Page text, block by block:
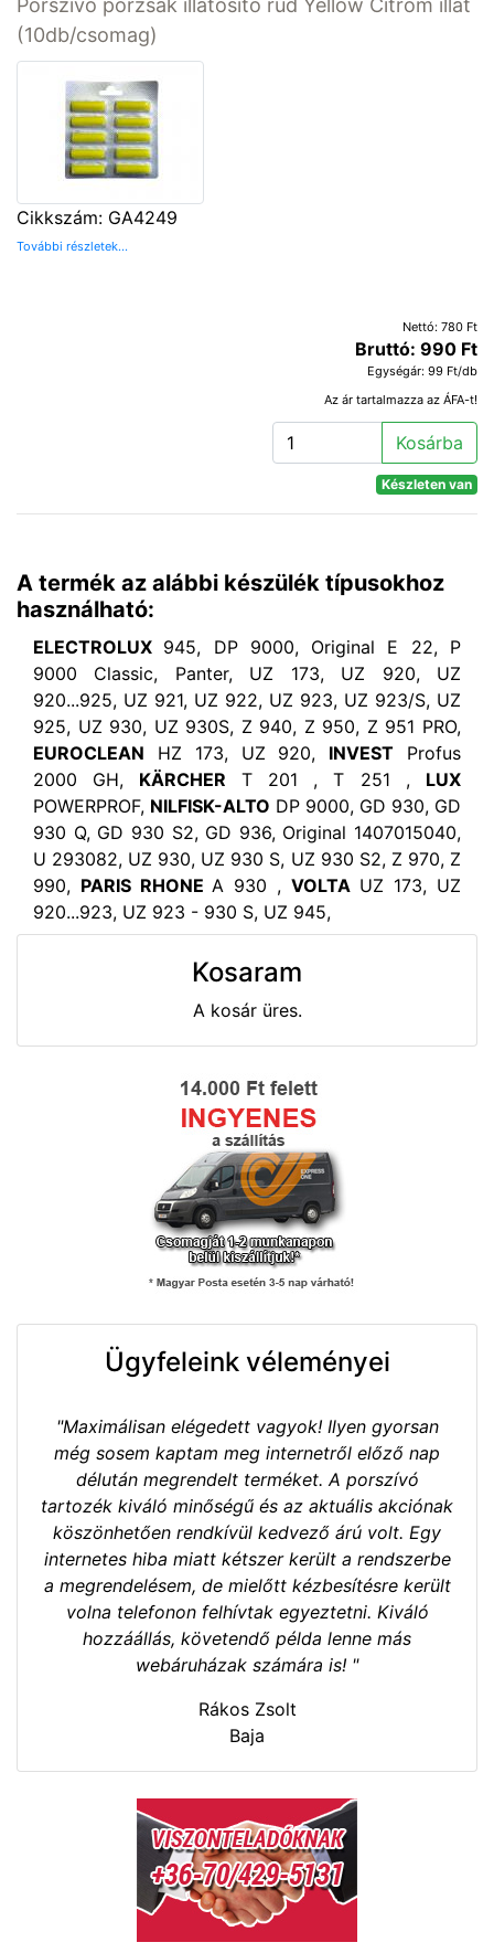
(10db/csomag)
Cikkszám: GA4249
További részletek...
Nettó: 780 Ft
Bruttó: 990 Ft
Egységár: 99 Ft/db
Az ár tartalmazza az ÁFA-t!
Kosárba
Készleten van
A termék az alábbi készülék típusokhoz
használható:
ELECTROLUX 945, DP 9000, Original E 22, P
9000 Classic, Panter, UZ 173, UZ 920, UZ
920...925, UZ 921, UZ 922, UZ 923, UZ 923/S, UZ
925, UZ 930, UZ 930S, Z 940, Z 950, Z 951 PRO,
EUROCLEAN HZ 173, UZ 920, INVEST Profus
2000 GH, KÄRCHER T 201 , T 251 , LUX
POWERPROF, NILFISK-ALTO DP 9000, GD 930, GD
930 Q, GD 930 S2, GD 936, Original 1407015040,
U 293082, UZ 930, UZ 930 S, UZ 930 S2, Z 970, Z
990, PARIS RHONE A 930 , VOLTA UZ 173, UZ
920...923, UZ 923 - 930 S, UZ 945,
Kosaram
A kosár üres.
Ügyfeleink véleményei
"Maximálisan elégedett vagyok! Ilyen gyorsan
még sosem kaptam meg internetről előző nap
délután megrendelt terméket. A porszívó
tartozék kiváló minőségű és az aktuális akciónak
köszönhetően rendkívül kedvező árú volt. Egy
internetes hiba miatt kétszer került a rendszerbe
a megrendelésem, de mielőtt kézbesítésre került
volna telefonon felhívtak egyeztetni. Kiváló
hozzáállás, követendő példa lenne más
webáruházak számára is! "
Rákos Zsolt
Baja